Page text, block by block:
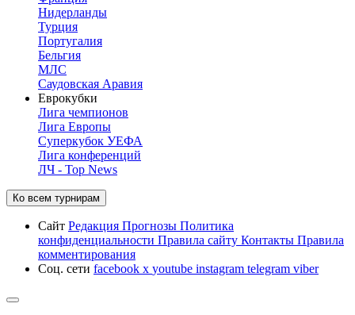
Нидерланды
Турция
Португалия
Бельгия
МЛС
Саудовская Аравия
Еврокубки
Лига чемпионов
Лига Европы
Суперкубок УЕФА
Лига конференций
ЛЧ - Top News
Ко всем турнирам
Сайт Редакция Прогнозы Политика
конфиденциальности Правила сайту Контакты Правила
комментирования
Соц. сети facebook x youtube instagram telegram viber